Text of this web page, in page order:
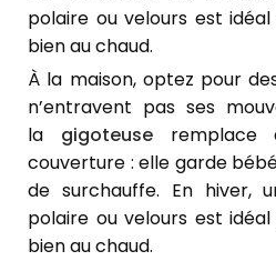
polaire ou velours est
bien au chaud.
À la maison, optez pour
n’entravent pas ses
la gigoteuseremplace
couverture : elle garde
de surchauffe. En hiver,
polaire ou velours est
bien au chaud.